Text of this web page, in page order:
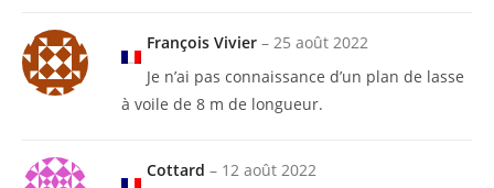
François Vivier – 25 août 2022
Je n’ai pas connaissance d’un plan de lasse
à voile de 8 m de longueur.
Cottard – 12 août 2022